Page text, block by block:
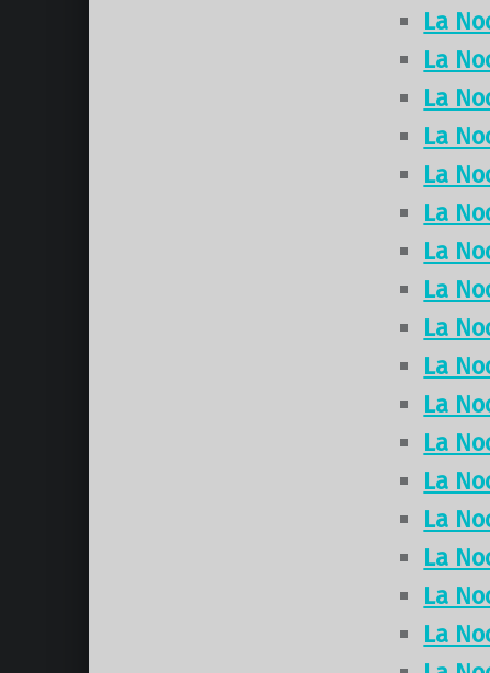
La
La
La
La
La
La
La
La
La
La
La
La
La
La
La
La
La